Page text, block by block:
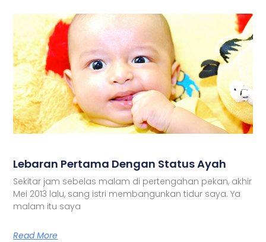
Lebaran Pertama Dengan Status Ayah
Sekitar jam sebelas malam di pertengahan pekan, akhir
Mei 2013 lalu, sang istri membangunkan tidur saya. Ya
malam itu saya
Read More